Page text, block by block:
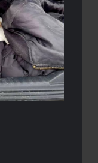
napot sem
az S3-ason